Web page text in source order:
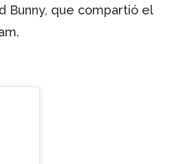
Bunny, que compartió el